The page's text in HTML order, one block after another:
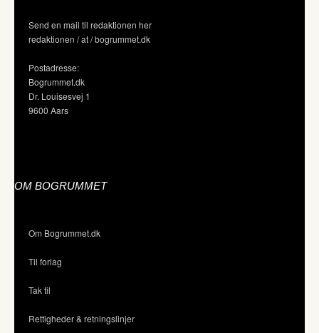
Send en mail til redaktionen her
redaktionen / at / bogrummet.dk
Postadresse:
Bogrummet.dk
Dr. Louisesvej 1
9600 Aars
OM BOGRUMMET
Om Bogrummet.dk
Til forlag
Tak til
Rettigheder & retningslinjer